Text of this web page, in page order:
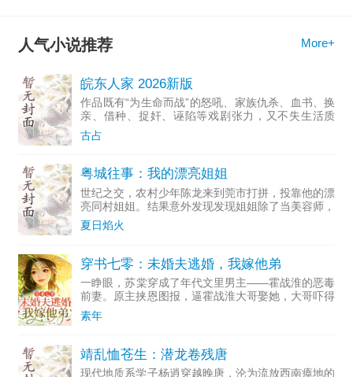
人气小说推荐 More+
皖东人家 2026新版
作品既有“为生命而战”的怒吼、家族仇杀、血书、换
亲、借种、捉奸、诬陷等戏剧张力，又不失生活质
感，构成一幅悲欢交织的人间百态图。主角张彩云被
村民戏称为“玩皮影的猴精”，她的一生是一个时代女
古占
粤城往事：我的漂亮姐姐
世纪之交，农村少年陈龙来到莞市打拼，投靠他的漂
亮同村姐姐。结果意外发现发现姐姐除了当美容师，
还兼职夜总会陪酒妹。看到姐姐为了金钱不惜放下尊
严，他的世界观开始重塑。最终凭着一腔热血，拉着
夏日焰火
穿书七零：未婚夫逃婚，我嫁他弟
一睁眼，苏棠穿成了年代文里男主——霍战淮的恶毒
前妻。原主挟恩图报，逼霍战淮大哥娶她，大哥吓得
连夜跑了，她又用尽手段，逼着霍战淮娶了她。婚后
她作天作地，搅得霍家鸡犬不宁，还气死了霍爷爷，
素年
靖乱恤苍生：潜龙卷残唐
现代地质系学子杨逍穿越晚唐，沦为流放西南瘴地的